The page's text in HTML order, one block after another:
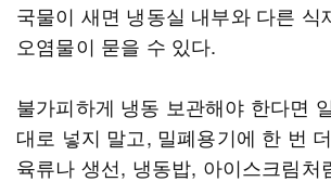
국물이 새면 냉동실 내부와 다른 식
오염물이 묻을 수 있다.
불가피하게 냉동 보관해야 한다면
대로 넣지 말고, 밀폐용기에 한 번
육류나 생선, 냉동밥, 아이스크림처